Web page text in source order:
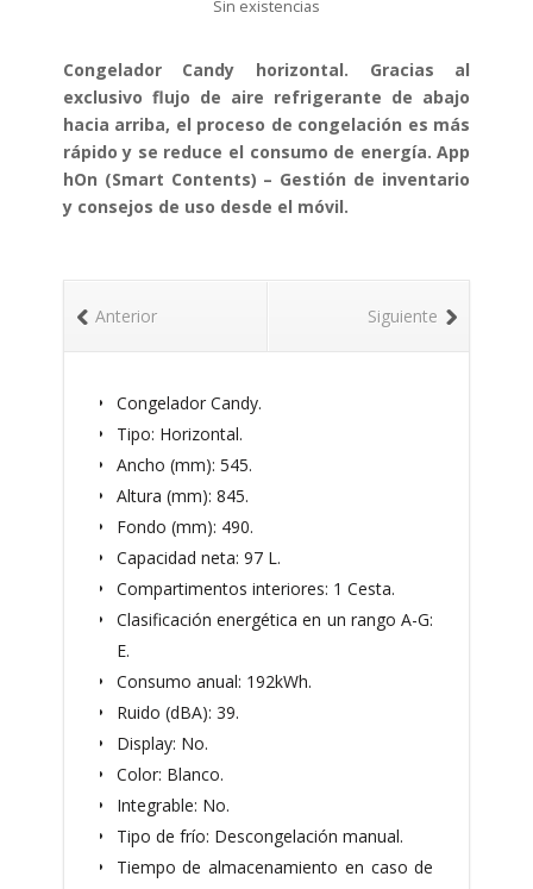
Sin existencias
Congelador Candy horizontal. Gracias al
exclusivo flujo de aire refrigerante de abajo
hacia arriba, el proceso de congelación es más
rápido y se reduce el consumo de energía. App
hOn (Smart Contents) – Gestión de inventario
y consejos de uso desde el móvil.
Siguiente
Anterior
Congelador Candy.
Tipo: Horizontal.
Ancho (mm): 545.
Altura (mm): 845.
Fondo (mm): 490.
Capacidad neta: 97 L.
Compartimentos interiores: 1 Cesta.
Clasificación energética en un rango A-G:
E.
Consumo anual: 192kWh.
Ruido (dBA): 39.
Display: No.
Color: Blanco.
Integrable: No.
Tipo de frío: Descongelación manual.
Tiempo de almacenamiento en caso de